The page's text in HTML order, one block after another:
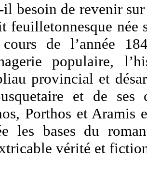
il besoin de revenir
feuilletonnesque née
de l’année
populaire,
provincial et
et de ses
Porthos et Aramis
les bases du
vérité et